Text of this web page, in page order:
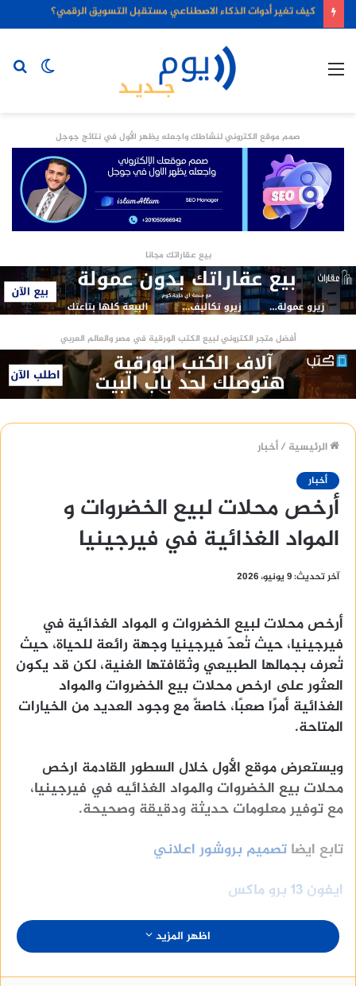
كيف تغير أدوات الذكاء الاصطناعي مستقبل التسويق الرقمي؟
الوضع
صمم موقع الكتروني لنشاطك واجعله يظهر الأول في نتائج جوجل
بيع عقاراتك مجانا
أفضل متجر الكتروني لبيع الكتب الورقية في مصر والعالم العربي
الرئيسية /أخبار
أخبار
أرخص محلات لبيع الخضروات و
المواد الغذائية في فيرجينيا
آخر تحديث: 9 يونيو، 2026
أرخص محلات لبيع الخضروات و المواد الغذائية في
فيرجينيا، حيث تُعدّ فيرجينيا وجهة رائعة للحياة، حيث
تُعرف بجمالها الطبيعي وثقافتها الغنية، لكن قد يكون
العثور على ارخص محلات بيع الخضروات والمواد
الغذائية أمرًا صعبًا، خاصةً مع وجود العديد من الخيارات
المتاحة.
ويستعرض موقع الأول خلال السطور القادمة ارخص
محلات بيع الخضروات والمواد الغذائيه في فيرجينيا،
مع توفير معلومات حديثة ودقيقة وصحيحة.
تابع ايضا تصميم بروشور اعلاني
ايفون ١٣ برو ماكس
أرخص محلات لبيع الخضروات و المواد
الغذائية في فيرجينيا
اظهر المزيد